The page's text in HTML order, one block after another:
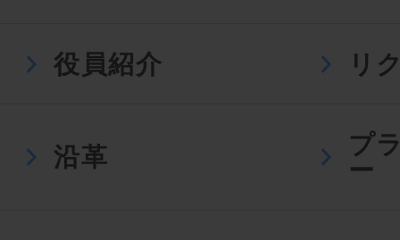
役員紹介 リ
沿革
プ
ー